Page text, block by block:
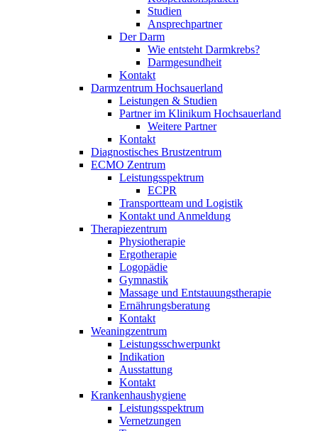
Studien
Ansprechpartner
Der Darm
Wie entsteht Darmkrebs?
Darmgesundheit
Kontakt
Darmzentrum Hochsauerland
Leistungen & Studien
Partner im Klinikum Hochsauerland
Weitere Partner
Kontakt
Diagnostisches Brustzentrum
ECMO Zentrum
Leistungsspektrum
ECPR
Transportteam und Logistik
Kontakt und Anmeldung
Therapiezentrum
Physiotherapie
Ergotherapie
Logopädie
Gymnastik
Massage und Entstauungstherapie
Ernährungsberatung
Kontakt
Weaningzentrum
Leistungsschwerpunkt
Indikation
Ausstattung
Kontakt
Krankenhaushygiene
Leistungsspektrum
Vernetzungen